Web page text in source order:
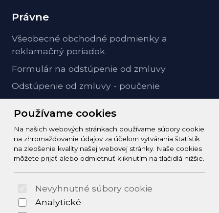
Používame cookies
Na našich webových stránkach používame súbory cookie
na zhromažďovanie údajov za účelom vytvárania štatistík
na zlepšenie kvality našej webovej stránky. Naše cookies
môžete prijať alebo odmietnuť kliknutím na tlačidlá nižšie.
Nevyhnutné súbory cookie
Analytické
Právne
Všeobecné obchodné podmienky a
reklamačný poriadok
Formulár na odstúpenie od zmluvy
Odstúpenie od zmluvy - poučenie
Kontakt
info@zeleziarstvo-majster.sk
+421456812908
© 2026 Arrabella s.r.o., mayabella s.r.o., Všetky práva